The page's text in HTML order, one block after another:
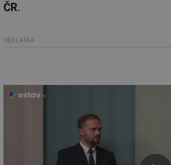
ČR.
REKLAMA